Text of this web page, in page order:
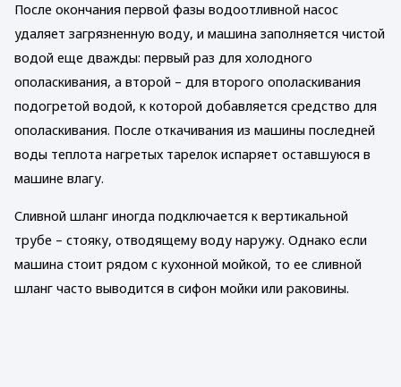
После окончания первой фазы водоотливной насос
удаляет загрязненную воду, и машина заполняется чистой
водой еще дважды: первый раз для холодного
ополаскивания, а второй – для второго ополаскивания
подогретой водой, к которой добавляется средство для
ополаскивания. После откачивания из машины последней
воды теплота нагретых тарелок испаряет оставшуюся в
машине влагу.
Сливной шланг иногда подключается к вертикальной
трубе – стояку, отводящему воду наружу. Однако если
машина стоит рядом с кухонной мойкой, то ее сливной
шланг часто выводится в сифон мойки или раковины.